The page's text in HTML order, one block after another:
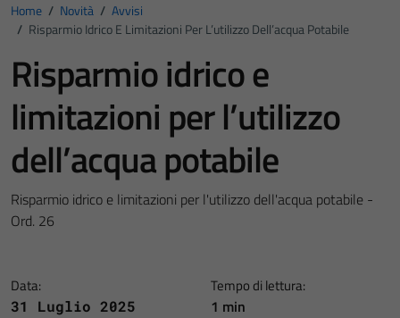
Home / Novità / Avvisi
/ Risparmio Idrico E Limitazioni Per L’utilizzo Dell’acqua Potabile
Risparmio idrico e
limitazioni per l’utilizzo
dell’acqua potabile
Risparmio idrico e limitazioni per l'utilizzo dell'acqua potabile -
Ord. 26
Data:
31 Luglio 2025
Tempo di lettura:
1 min